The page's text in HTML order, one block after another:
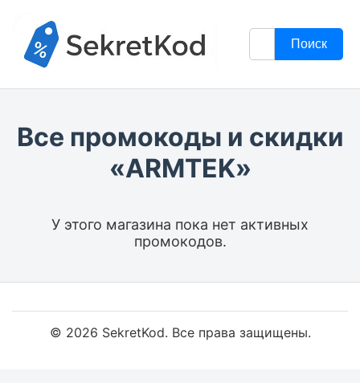
Поиск
Все промокоды и скидки
«ARMTEK»
У этого магазина пока нет активных
промокодов.
© 2026 SekretKod. Все права защищены.